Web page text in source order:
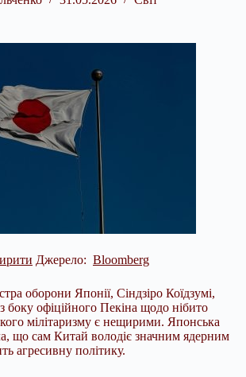
Джерело: Bloomberg
оборони Японії, Сіндзіро Коїдзумі,
боку офіційного Пекіна щодо нібито
мілітаризму є нещирими. Японська
що сам Китай володіє значним ядерним
агресивну політику.